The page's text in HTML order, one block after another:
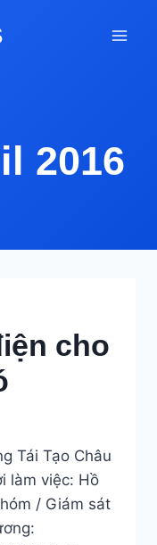
2016
cho
Tái Tạo Châu
làm việc: Hồ
/ Giám sát